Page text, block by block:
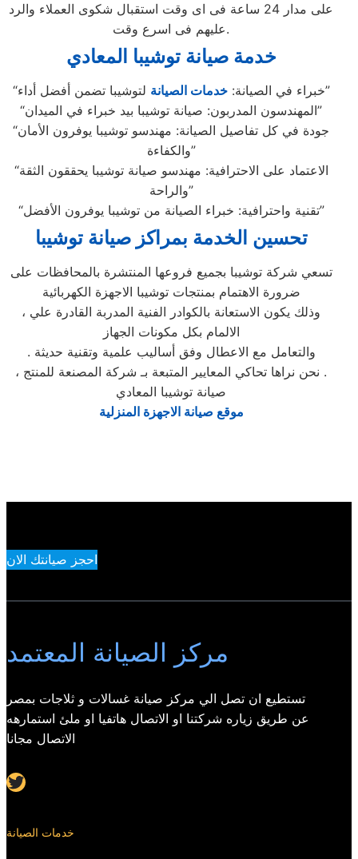
على مدار 24 ساعة فى اى وقت استقبال شكوى العملاء والرد
عليهم فى اسرع وقت.
خدمة صيانة توشيبا المعادي
“خبراء في الصيانة:خدمات الصيانة
لتوشيبا تضمن أفضل أداء”
“المهندسون المدربون: صيانة توشيبا بيد خبراء في الميدان”
“جودة في كل تفاصيل الصيانة: مهندسو توشيبا يوفرون الأمان
والكفاءة”
“الاعتماد على الاحترافية: مهندسو صيانة توشيبا يحققون الثقة
والراحة”
“تقنية واحترافية: خبراء الصيانة من توشيبا يوفرون الأفضل”
تحسين الخدمة بمراكز صيانة توشيبا
تسعي شركة توشيبا بجميع فروعها المنتشرة بالمحافظات على
ضرورة الاهتمام بمنتجات توشيبا الاجهزة الكهربائية
، وذلك يكون الاستعانة بالكوادر الفنية المدربة القادرة علي
الالمام بكل مكونات الجهاز
. والتعامل مع الاعطال وفق أساليب علمية وتقنية حديثة
، نحن نراها تحاكي المعايير المتبعة بـ شركة المصنعة للمنتج .
صيانة توشيبا المعادي
موقع صيانة الاجهزة المنزلية
احجز صيانتك الان
مركز الصيانة المعتمد
تستطيع ان تصل الي مركز صيانة غسالات و ثلاجات بمصر
عن طريق زياره شركتنا او الاتصال هاتفيا او ملئ استمارهه
الاتصال مجانا
Twitter
خدمات الصيانة